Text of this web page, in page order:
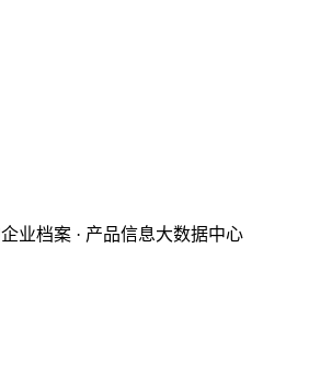
业档案 · 产品信息大数据中心